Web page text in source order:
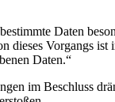
Daten
Vorgangs
Daten.“
im Beschluss